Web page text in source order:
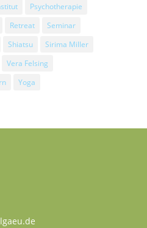
Psychotherapie
Retreat
Seminar
Shiatsu
Sirima Miller
Vera Felsing
Yoga